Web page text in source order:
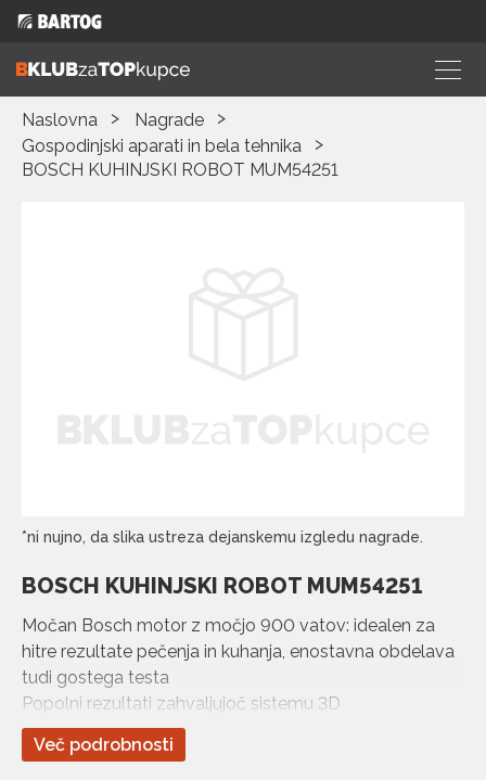
Naslovna
Nagrade
Gospodinjski aparati in bela tehnika
BOSCH KUHINJSKI ROBOT MUM54251
*ni nujno, da slika ustreza dejanskemu izgledu nagrade.
BOSCH KUHINJSKI ROBOT MUM54251
Močan Bosch motor z močjo 900 vatov: idealen za
hitre rezultate pečenja in kuhanja, enostavna obdelava
tudi gostega testa
Popolni rezultati zahvaljujoč sistemu 3D
PlanetaryMixing, ki zagotavlja optimalno mešanje vseh
sestavin.
Več podrobnosti